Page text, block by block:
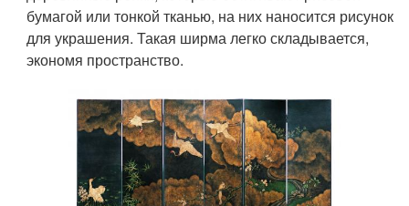
бумагой или тонкой тканью, на них наносится рисунок
для украшения. Такая ширма легко складывается,
экономя пространство.